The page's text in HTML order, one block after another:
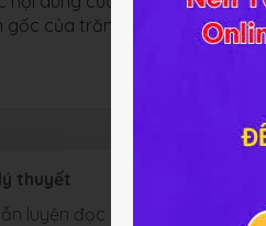
của trăng.
thuyết
luyện đọc Trăng ơi... từ đâu